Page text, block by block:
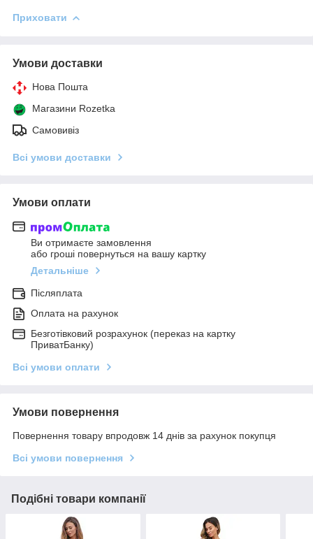
Приховати
Умови доставки
Нова Пошта
Магазини Rozetka
Самовивіз
Всі умови доставки
Умови оплати
Ви отримаєте замовлення
або гроші повернуться на вашу картку
Детальніше
Післяплата
Оплата на рахунок
Безготівковий розрахунок (переказ на картку
ПриватБанку)
Всі умови оплати
Умови повернення
Повернення товару впродовж 14 днів за рахунок покупця
Всі умови повернення
Подібні товари компанії